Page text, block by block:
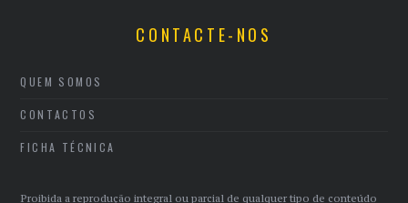
CONTACTE-NOS
QUEM SOMOS
CONTACTOS
FICHA TÉCNICA
Proibida a reprodução integral ou parcial de qualquer tipo de conteúdo